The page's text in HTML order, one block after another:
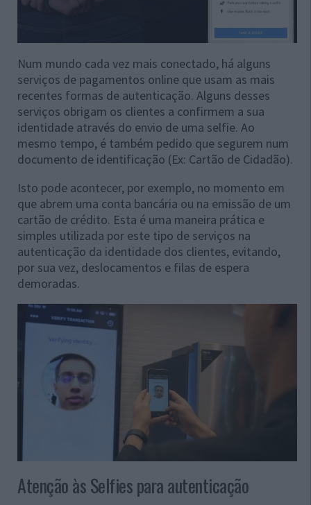
Num mundo cada vez mais conectado, há alguns
serviços de pagamentos online que usam as mais
recentes formas de autenticação. Alguns desses
serviços obrigam os clientes a confirmem a sua
identidade através do envio de uma selfie. Ao
mesmo tempo, é também pedido que segurem num
documento de identificação (Ex: Cartão de Cidadão).
Isto pode acontecer, por exemplo, no momento em
que abrem uma conta bancária ou na emissão de um
cartão de crédito. Esta é uma maneira prática e
simples utilizada por este tipo de serviços na
autenticação da identidade dos clientes, evitando,
por sua vez, deslocamentos e filas de espera
demoradas.
Atenção às Selfies para autenticação